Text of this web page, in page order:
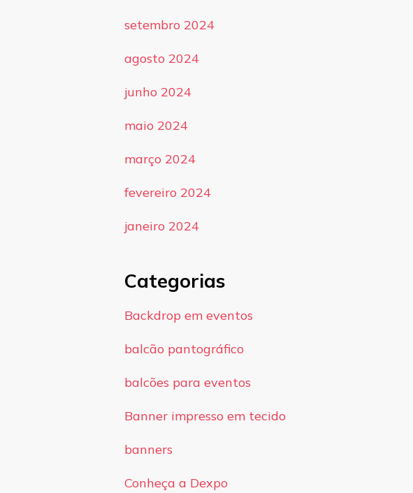
setembro 2024
agosto 2024
junho 2024
maio 2024
março 2024
fevereiro 2024
janeiro 2024
Categorias
Backdrop em eventos
balcão pantográfico
balcões para eventos
Banner impresso em tecido
banners
Conheça a Dexpo